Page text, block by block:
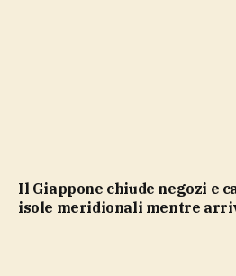
Il Giappone chiude negozi e cancella voli nelle
isole meridionali mentre